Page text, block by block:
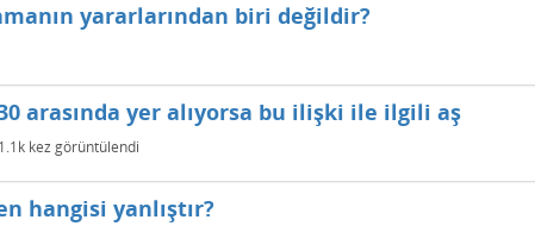
yararlarından biri değildir?
arasında yer alıyorsa bu ilişki ile ilgili aş
1.1k kez görüntülendi
hangisi yanlıştır?